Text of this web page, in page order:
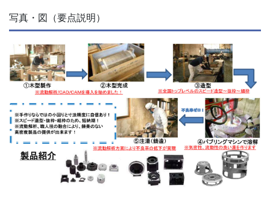
写真・図（要点説明）